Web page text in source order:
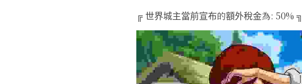
╔ 世界城主當前宣布的額外稅金為: 50% ╗